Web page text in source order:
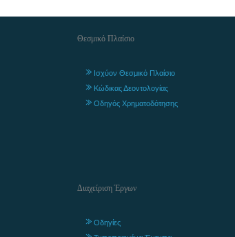
Θεσμικό Πλαίσιο
Ισχύον Θεσμικό Πλαίσιο
Κώδικας Δεοντολογίας
Οδηγός Χρηματοδότησης
Διαχείριση Έργων
Οδηγίες